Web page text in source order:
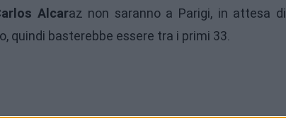
Alcaraz non saranno a Parigi, in attesa di
quindi basterebbe essere tra i primi 33.